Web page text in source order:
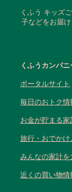
くふう キッズ
子などをお届
くふうカンパ
ポータルサイト
毎日のおトク
お金が貯まる
旅行・おでか
みんなの家計
近くの買い物